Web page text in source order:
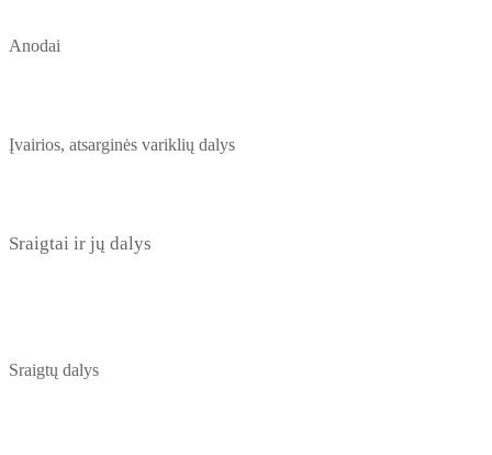
Anodai
Įvairios, atsarginės variklių dalys
Sraigtai ir jų dalys
Sraigtų dalys